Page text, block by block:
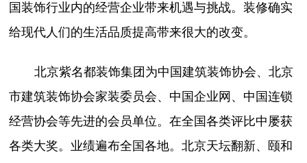
国装饰行业内的经营企业带来机遇与挑战。装修确实
给现代人们的生活品质提高带来很大的改变。
北京紫名都装饰集团为中国建筑装饰协会、北京
市建筑装饰协会家装委员会、中国企业网、中国连锁
经营协会等先进的会员单位。在全国各类评比中屡获
各类大奖。业绩遍布全国各地。北京天坛翻新、颐和